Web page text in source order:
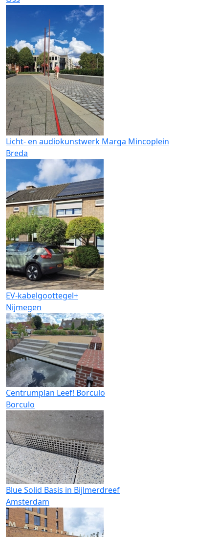
Licht- en audiokunstwerk Marga Mincoplein
Breda
EV-kabelgoottegel+
Nijmegen
Centrumplan Leef! Borculo
Borculo
Blue Solid Basis in Bijlmerdreef
Amsterdam